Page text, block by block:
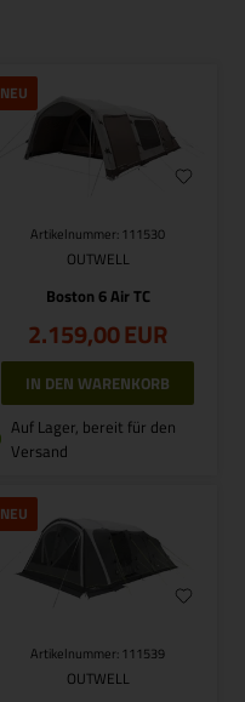
NEU
Artikelnummer: 111530
OUTWELL
Boston 6 Air TC
2.159,00EUR
Auf Lager, bereit für den
Versand
NEU
Artikelnummer: 111539
OUTWELL